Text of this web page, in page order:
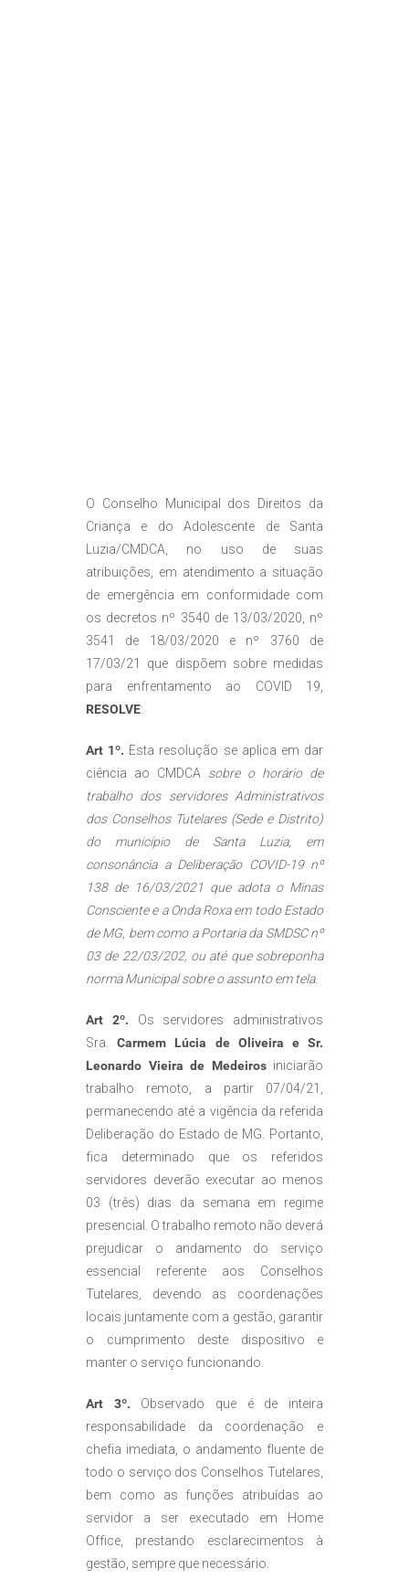
O Conselho Municipal dos Direitos da
Criança e do Adolescente de Santa
Luzia/CMDCA, no uso de suas
atribuições, em atendimento a situação
de emergência em conformidade com
os decretos nº 3540 de 13/03/2020, nº
3541 de 18/03/2020 e nº 3760 de
17/03/21 que dispõem sobre medidas
para enfrentamento ao COVID 19,
RESOLVE:
Art 1º. Esta resolução se aplica em dar
ciência ao CMDCA sobre o horário de
trabalho dos servidores Administrativos
dos Conselhos Tutelares (Sede e Distrito)
do município de Santa Luzia, em
consonância a Deliberação COVID-19 nº
138 de 16/03/2021 que adota o Minas
Consciente e a Onda Roxa em todo Estado
de MG, bem como a Portaria da SMDSC nº
03 de 22/03/202, ou até que sobreponha
norma Municipal sobre o assunto em tela.
Art 2º. Os servidores administrativos
Sra.Carmem Lúcia de Oliveira e Sr.
Leonardo Vieira de Medeiros iniciarão
trabalho remoto, a partir 07/04/21,
permanecendo até a vigência da referida
Deliberação do Estado de MG. Portanto,
fica determinado que os referidos
servidores deverão executar ao menos
03 (três) dias da semana em regime
presencial. O trabalho remoto não deverá
prejudicar o andamento do serviço
essencial referente aos Conselhos
Tutelares, devendo as coordenações
locais juntamente com a gestão, garantir
o cumprimento deste dispositivo e
manter o serviço funcionando.
Art 3º. Observado que é de inteira
responsabilidade da coordenação e
chefia imediata, o andamento fluente de
todo o serviço dos Conselhos Tutelares,
bem como as funções atribuídas ao
servidor a ser executado em Home
Office, prestando esclarecimentos à
gestão, sempre que necessário.